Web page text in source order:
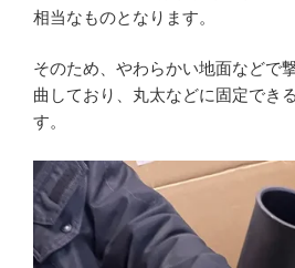
相当なものとなります。
そのため、やわらかい地面などで
曲しており、丸太などに固定でき
す。